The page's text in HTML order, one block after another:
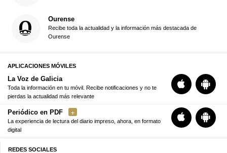
Ourense
Recibe toda la actualidad y la información más destacada de
Ourense
APLICACIONES MÓVILES
La Voz de Galicia
Toda la información en tu móvil. Recibe notificaciones y no te
pierdas la actualidad más relevante
Periódico en PDF
La experiencia de lectura del diario impreso, ahora, en formato
digital
REDES SOCIALES